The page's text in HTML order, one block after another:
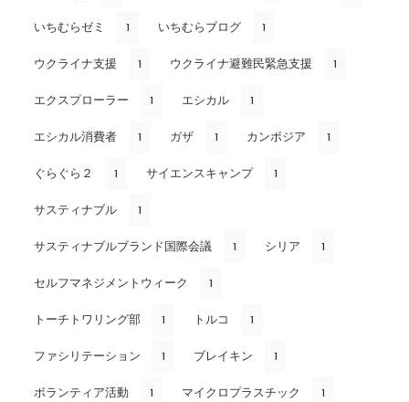
いちむらゼミ 1 いちむらブログ 1
ウクライナ支援 1 ウクライナ避難民緊急支援 1
エクスプローラー 1 エシカル 1
エシカル消費者 1 ガザ 1 カンボジア 1
ぐらぐら２ 1 サイエンスキャンプ 1
サスティナブル 1
サスティナブルブランド国際会議 1 シリア 1
セルフマネジメントウィーク 1
トーチトワリング部 1 トルコ 1
ファシリテーション 1 ブレイキン 1
ボランティア活動 1 マイクロプラスチック 1